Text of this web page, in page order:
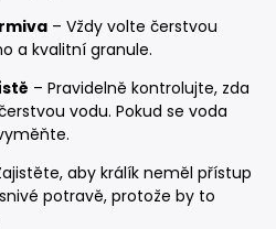
– Vždy volte čerstvou
a kvalitní granule.
– Pravidelně kontrolujte, zda
vodu. Pokud se voda
aby králík neměl přístup
potravě, protože by to